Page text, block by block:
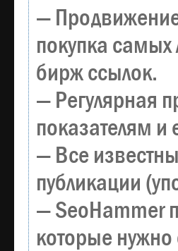
— Продвижение
покупка самых
бирж ссылок.
— Регулярная
показателям и
— Все
публикации
— SeoHammer
которые